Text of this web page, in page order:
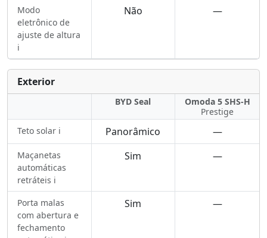
Modo
eletrônico de
ajuste de altura
ℹ️
Não —
Exterior
BYD Seal
Omoda 5 SHS-H
Prestige
Teto solar ℹ️
Panorâmico —
Maçanetas
automáticas
retráteis ℹ️
Sim —
Porta malas
com abertura e
fechamento
Sim —